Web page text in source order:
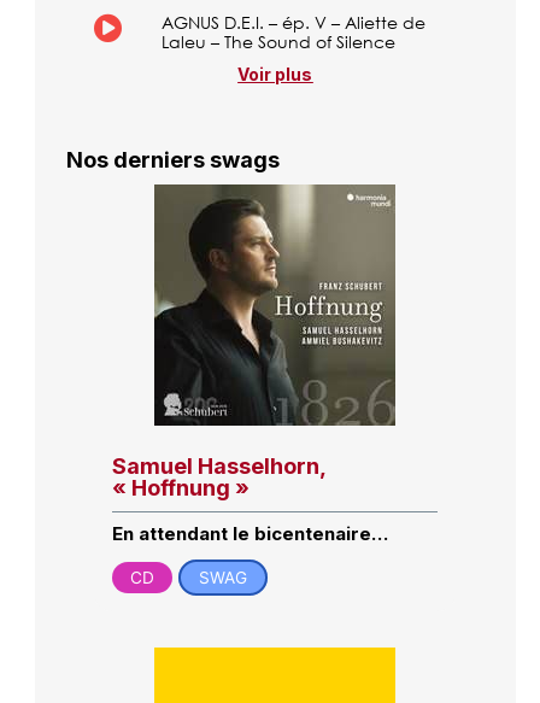
AGNUS D.E.I. – ép. V – Aliette de
Laleu – The Sound of Silence
Voir plus
Nos derniers swags
Samuel Hasselhorn,
« Hoffnung »
En attendant le bicentenaire…
CD SWAG